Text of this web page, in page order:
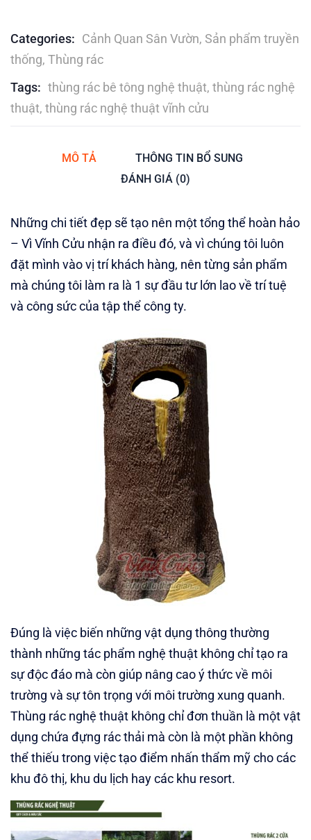
Categories: Cảnh Quan Sân Vườn, Sản phẩm truyền
thống, Thùng rác
Tags: thùng rác bê tông nghệ thuật, thùng rác nghệ
thuật, thùng rác nghệ thuật vĩnh cửu
MÔ TẢ
THÔNG TIN BỔ SUNG
ĐÁNH GIÁ (0)
Những chi tiết đẹp sẽ tạo nên một tổng thể hoàn hảo
– Vì Vĩnh Cửu nhận ra điều đó, và vì chúng tôi luôn
đặt mình vào vị trí khách hàng, nên từng sản phẩm
mà chúng tôi làm ra là 1 sự đầu tư lớn lao về trí tuệ
và công sức của tập thể công ty.
Đúng là việc biến những vật dụng thông thường
thành những tác phẩm nghệ thuật không chỉ tạo ra
sự độc đáo mà còn giúp nâng cao ý thức về môi
trường và sự tôn trọng với môi trường xung quanh.
Thùng rác nghệ thuật không chỉ đơn thuần là một vật
dụng chứa đựng rác thải mà còn là một phần không
thể thiếu trong việc tạo điểm nhấn thẩm mỹ cho các
khu đô thị, khu du lịch hay các khu resort.